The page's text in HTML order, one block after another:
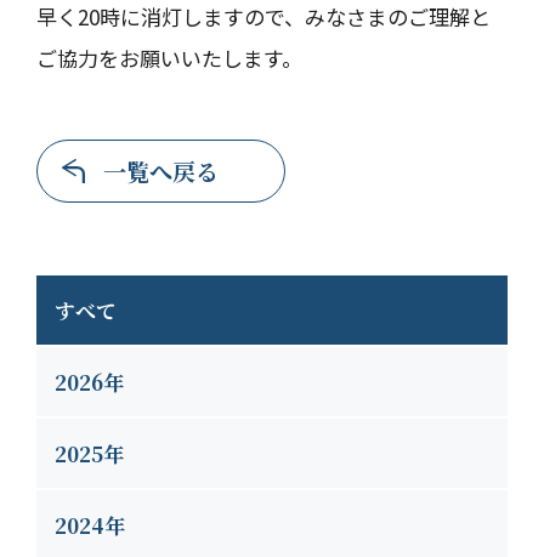
すべて
2026年
2025年
2024年
早く20時に消灯しますので、みなさまのご理解と
ご協力をお願いいたします。
一覧へ戻る